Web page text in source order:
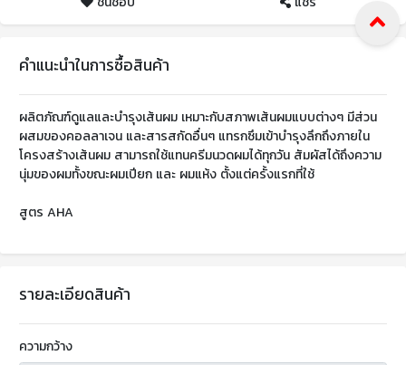
คำแนะนำในการซื้อสินค้า
ผลิตภัณฑ์ดูแลและบำรุงเส้นผม เหมาะกับสภาพเส้นผมแบบต่างๆ มีส่วน
ผสมของคอลลาเจน และสารสกัดอื่นๆ แทรกซึมเข้าบำรุงลึกถึงภายใน
โครงสร้างเส้นผม สามารถใช้แทนครีมนวดผมได้ทุกวัน สัมผัสได้ถึงความ
นุ่มของผมทั้งขณะผมเปียก และ ผมแห้ง ตั้งแต่ครั้งแรกที่ใช้
สูตร AHA
รายละเอียดสินค้า
ความกว้าง